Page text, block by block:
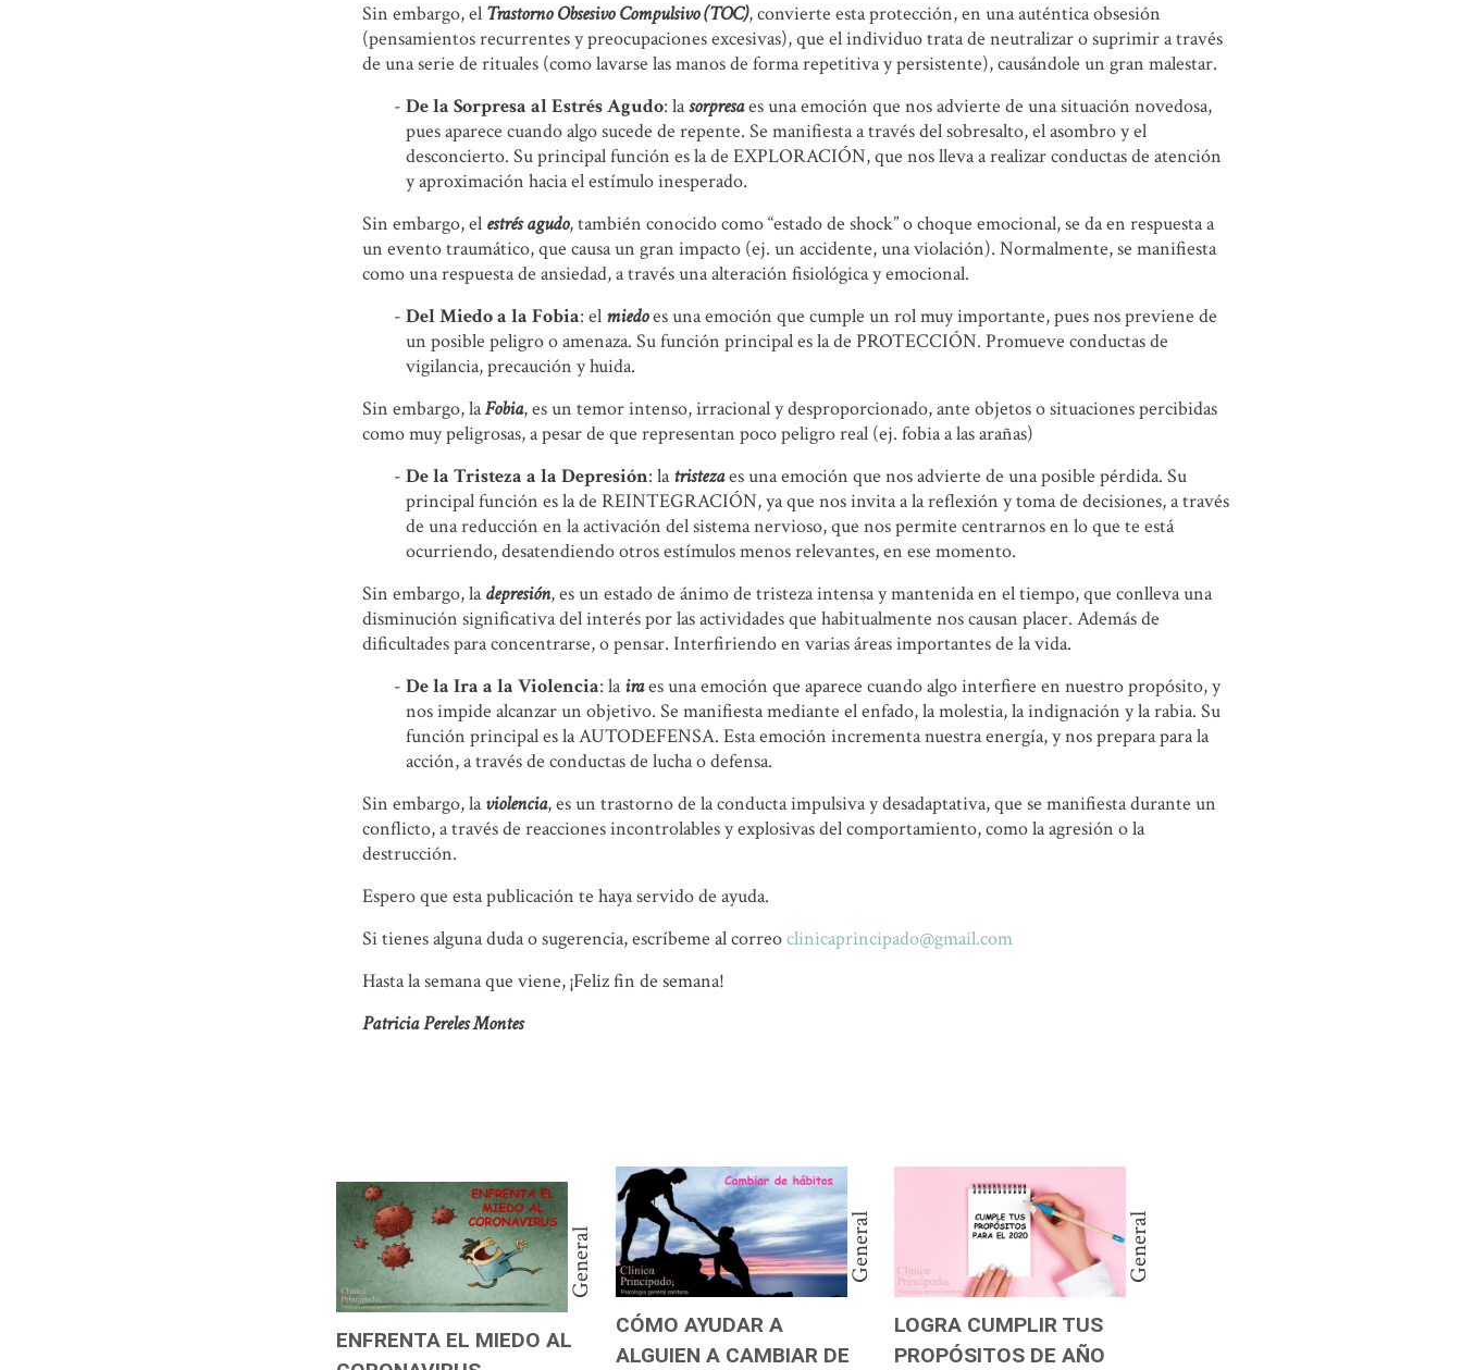
Sin embargo, el Trastorno Obsesivo Compulsivo (TOC), convierte esta protección, en una auténtica obsesión
(pensamientos recurrentes y preocupaciones excesivas), que el individuo trata de neutralizar o suprimir a través
de una serie de rituales (como lavarse las manos de forma repetitiva y persistente), causándole un gran malestar.
De la Sorpresa al Estrés Agudo: lasorpresaes una emoción que nos advierte de una situación novedosa,
pues aparece cuando algo sucede de repente. Se manifiesta a través del sobresalto, el asombro y el
desconcierto. Su principal función es la de EXPLORACIÓN, que nos lleva a realizar conductas de atención
y aproximación hacia el estímulo inesperado.
Sin embargo, el estrés agudo, también conocido como “estado de shock” o choque emocional, se da en respuesta a
un evento traumático, que causa un gran impacto (ej. un accidente, una violación). Normalmente, se manifiesta
como una respuesta de ansiedad, a través una alteración fisiológica y emocional.
Del Miedo a la Fobia: el miedoes una emoción que cumple un rol muy importante, pues nos previene de
un posible peligro o amenaza. Su función principal es la de PROTECCIÓN. Promueve conductas de
vigilancia, precaución y huida.
Sin embargo, laFobia, es un temor intenso, irracional y desproporcionado, ante objetos o situaciones percibidas
como muy peligrosas, a pesar de que representan poco peligro real (ej. fobia a las arañas)
De la Tristeza a la Depresión: latristezaes una emoción que nos advierte de una posible pérdida. Su
principal función es la de REINTEGRACIÓN, ya que nos invita a la reflexión y toma de decisiones, a través
de una reducción en la activación del sistema nervioso, que nos permite centrarnos en lo que te está
ocurriendo, desatendiendo otros estímulos menos relevantes, en ese momento.
Sin embargo, ladepresión, es un estado de ánimo de tristeza intensa y mantenida en el tiempo, que conlleva una
disminución significativa del interés por las actividades que habitualmente nos causan placer. Además de
dificultades para concentrarse, o pensar. Interfiriendo en varias áreas importantes de la vida.
De la Ira a la Violencia: lairaes una emoción que aparece cuando algo interfiere en nuestro propósito, y
nos impide alcanzar un objetivo. Se manifiesta mediante el enfado, la molestia, la indignación y la rabia. Su
función principal es la AUTODEFENSA. Esta emoción incrementa nuestra energía, y nos prepara para la
acción, a través de conductas de lucha o defensa.
Sin embargo, laviolencia, es un trastorno de la conducta impulsiva y desadaptativa, que se manifiesta durante un
conflicto, a través de reacciones incontrolables y explosivas del comportamiento, como la agresión o la
destrucción.
Espero que esta publicación te haya servido de ayuda.
Si tienes alguna duda o sugerencia, escríbeme al correoclinicaprincipado@gmail.com
Hasta la semana que viene, ¡Feliz fin de semana!
Patricia Pereles Montes
General
ENFRENTA EL MIEDO AL
General
CÓMO AYUDAR A
ALGUIEN A CAMBIAR DE
General
LOGRA CUMPLIR TUS
PROPÓSITOS DE AÑO